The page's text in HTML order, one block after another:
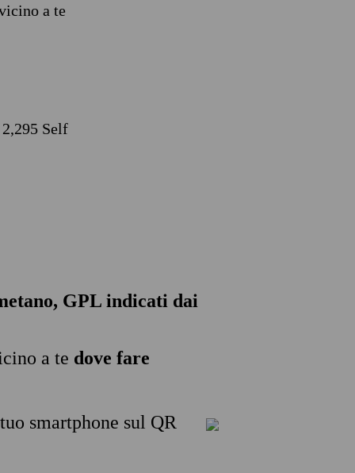
a te
Self
GPL indicati dai
a te dove fare
smartphone sul QR